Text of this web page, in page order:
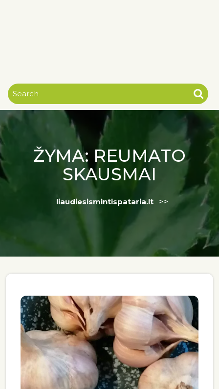
ŽYMA: REUMATO
SKAUSMAI
liaudiesismintispataria.lt >>